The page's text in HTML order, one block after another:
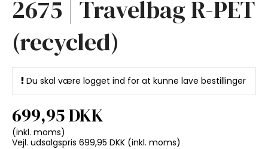
2675 | Travelbag R-PET
(recycled)
Du skal være logget ind for at kunne lave bestillinger
699,95 DKK
(inkl. moms)
Vejl. udsalgspris 699,95 DKK (inkl. moms)